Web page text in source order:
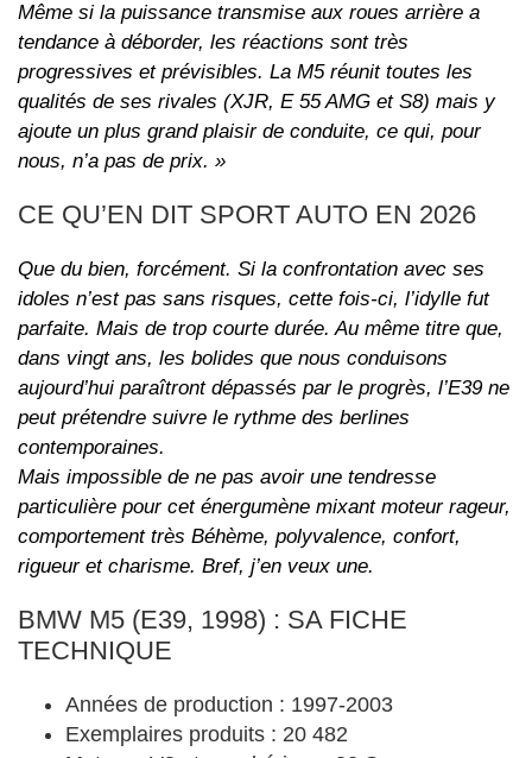
Même si la puissance transmise aux roues arrière a
tendance à déborder, les réactions sont très
progressives et prévisibles. La M5 réunit toutes les
qualités de ses rivales (XJR, E 55 AMG et S8) mais y
ajoute un plus grand plaisir de conduite, ce qui, pour
nous, n’a pas de prix. »
CE QU’EN DIT SPORT AUTO EN 2026
Que du bien, forcément. Si la confrontation avec ses
idoles n’est pas sans risques, cette fois-ci, l’idylle fut
parfaite. Mais de trop courte durée. Au même titre que,
dans vingt ans, les bolides que nous conduisons
aujourd’hui paraîtront dépassés par le progrès, l’E39 ne
peut prétendre suivre le rythme des berlines
contemporaines.
Mais impossible de ne pas avoir une tendresse
particulière pour cet énergumène mixant moteur rageur,
comportement très Béhème, polyvalence, confort,
rigueur et charisme. Bref, j’en veux une.
BMW M5 (E39, 1998) : SA FICHE
TECHNIQUE
Années de production : 1997-2003
Exemplaires produits : 20 482